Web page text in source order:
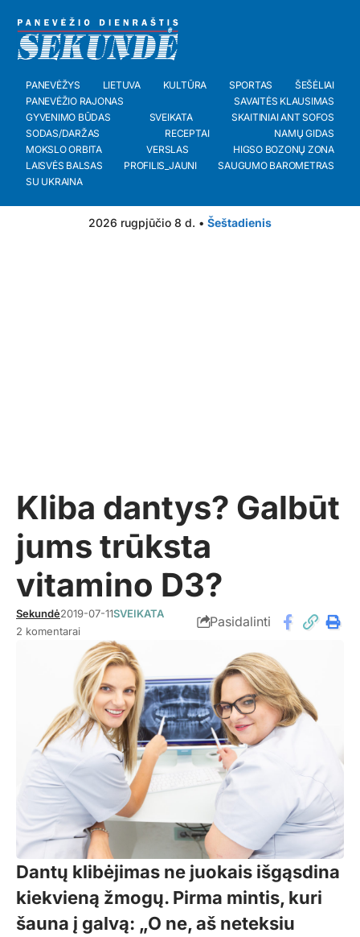
PANEVĖŽYS LIETUVA KULTŪRA SPORTAS
ŠEŠĖLIAI
PANEVĖŽIO RAJONAS
SAVAITĖS KLAUSIMAS
GYVENIMO BŪDAS
SVEIKATA
SKAITINIAI ANT SOFOS
SODAS/DARŽAS
RECEPTAI
NAMŲ GIDAS
MOKSLO ORBITA
VERSLAS
HIGSO BOZONŲ ZONA
LAISVĖS BALSAS
PROFILIS_JAUNI
SAUGUMO BAROMETRAS
SU UKRAINA
2026 rugpjūčio 8 d. • Šeštadienis
Kliba dantys? Galbūt
jums trūksta
vitamino D3?
Sekundė2019-07-11SVEIKATA
2 komentarai
Pasidalinti
Dantų klibėjimas ne juokais išgąsdina
kiekvieną žmogų. Pirma mintis, kuri
šauna į galvą: „O ne, aš neteksiu